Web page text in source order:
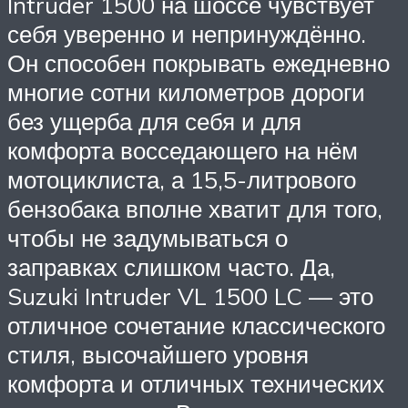
себя уверенно и непринуждённо.
Он способен покрывать ежедневно
многие сотни километров дороги
без ущерба для себя и для
комфорта восседающего на нём
мотоциклиста, а 15,5-литрового
бензобака вполне хватит для того,
чтобы не задумываться о
заправках слишком часто. Да,
Suzuki Intruder VL 1500 LC — это
отличное сочетание классического
стиля, высочайшего уровня
комфорта и отличных технических